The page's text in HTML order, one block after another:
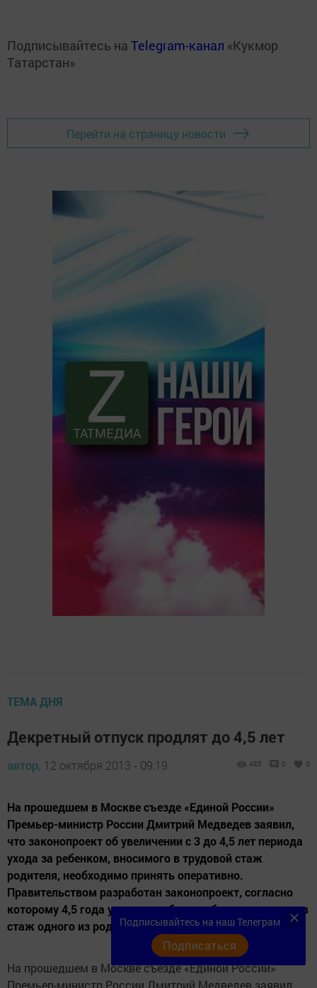
Подписывайтесь на Telegram-канал «Кукмор
Татарстан»
Перейти на страницу новости
ТЕМА ДНЯ
Декретный отпуск продлят до 4,5 лет
автор, 12 октября 2013 - 09:19 485 0 0
На прошедшем в Москве съезде «Единой России»
Премьер-министр России Дмитрий Медведев заявил,
что законопроект об увеличении с 3 до 4,5 лет периода
ухода за ребенком, вносимого в трудовой стаж
родителя, необходимо принять оперативно.
Правительством разработан законопроект, согласно
которому 4,5 года ухода за ребенком будут включены в
стаж одного из родителей....
На прошедшем в Москве съезде «Единой России»
Премьер-министр России Дмитрий Медведев заявил,
Подписывайтесь на наш Телеграм
Подписаться